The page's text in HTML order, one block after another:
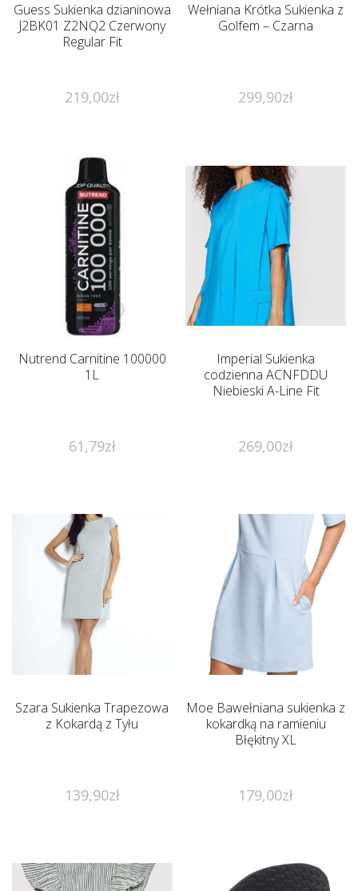
Guess Sukienka dzianinowa
J2BK01 Z2NQ2 Czerwony
Regular Fit
219,00zł
Wełniana Krótka Sukienka z
Golfem – Czarna
299,90zł
Nutrend Carnitine 100000
1L
61,79zł
Imperial Sukienka
codzienna ACNFDDU
Niebieski A-Line Fit
269,00zł
Szara Sukienka Trapezowa
z Kokardą z Tyłu
139,90zł
Moe Bawełniana sukienka z
kokardką na ramieniu
Błękitny XL
179,00zł